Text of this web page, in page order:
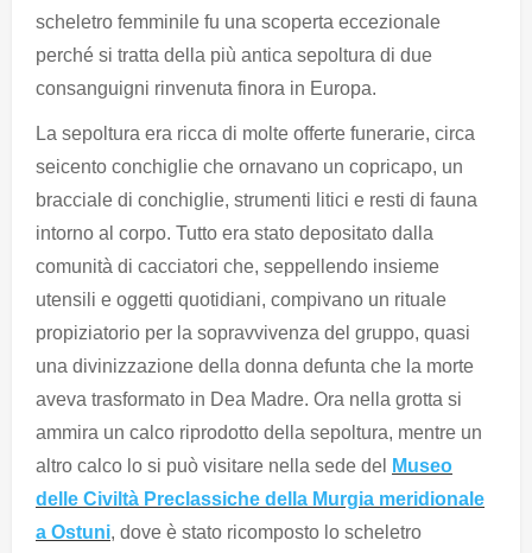
scheletro femminile fu una scoperta eccezionale
perché si tratta della più antica sepoltura di due
consanguigni rinvenuta finora in Europa.
La sepoltura era ricca di molte offerte funerarie, circa
seicento conchiglie che ornavano un copricapo, un
bracciale di conchiglie, strumenti litici e resti di fauna
intorno al corpo. Tutto era stato depositato dalla
comunità di cacciatori che, seppellendo insieme
utensili e oggetti quotidiani, compivano un rituale
propiziatorio per la sopravvivenza del gruppo, quasi
una divinizzazione della donna defunta che la morte
aveva trasformato in Dea Madre. Ora nella grotta si
ammira un calco riprodotto della sepoltura, mentre un
altro calco lo si può visitare nella sede del
Museo
delle Civiltà Preclassiche della Murgia meridionale
a Ostuni, dove è stato ricomposto lo scheletro